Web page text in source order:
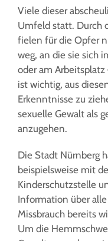
Viele dieser
Umfeld statt. Durch
fielen für die Opfer
weg, an die sie sich
oder am
ist wichtig, aus
Erkenntnisse zu
sexuelle Gewalt als
anzugehen.
Die Stadt Nürnberg
beispielsweise mit
Kinderschutzstelle
Information über
Missbrauch bereits
Um die